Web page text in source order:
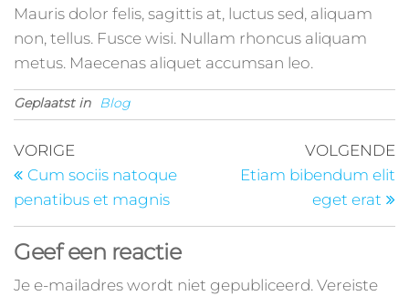
Mauris dolor felis, sagittis at, luctus sed, aliquam
non, tellus. Fusce wisi. Nullam rhoncus aliquam
metus. Maecenas aliquet accumsan leo.
Geplaatst in Blog
Bericht
navigatie
Vorig
bericht
VORIGE
Cum sociis natoque
penatibus et magnis
VOLGENDE
Etiam bibendum elit
eget erat
Geef een reactie
Je e-mailadres wordt niet gepubliceerd. Vereiste